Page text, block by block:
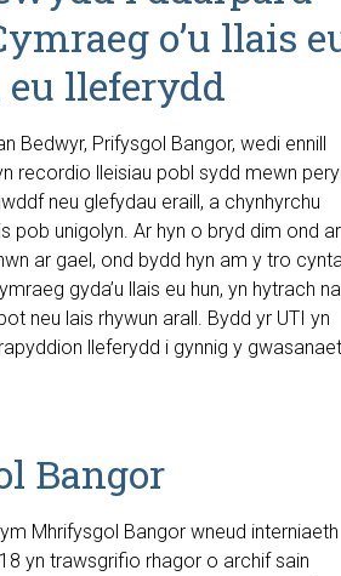
o’u llais
eu lleferydd
Bedwyr, Prifysgol Bangor, wedi ennill
recordio lleisiau pobl sydd mewn
neu glefydau eraill, a chynhyrchu
pob unigolyn. Ar hyn o bryd dim ond ar
ar gael, ond bydd hyn am y tro
gyda’u llais eu hun, yn hytrach na
neu lais rhywun arall. Bydd yr UTI yn
lleferydd i gynnig y
Bangor
Mhrifysgol Bangor wneud interniaeth
yn trawsgrifio rhagor o archif sain